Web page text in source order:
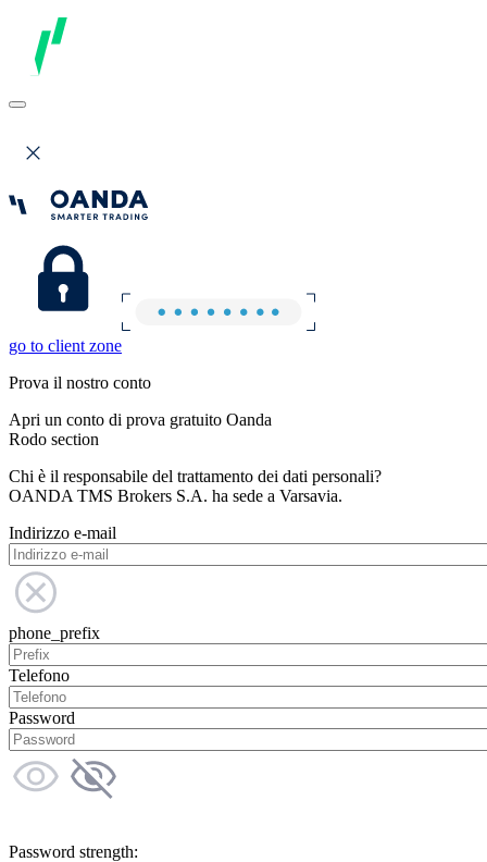
go to client zone
Prova il nostro conto
Apri un conto di prova gratuito Oanda
Rodo section
Chi è il responsabile del trattamento dei dati personali?
OANDA TMS Brokers S.A. ha sede a Varsavia.
Indirizzo e-mail
phone_prefix
Telefono
Password
Password strength: